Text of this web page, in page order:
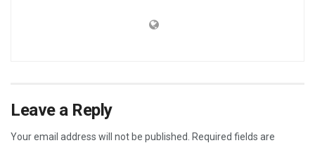
Leave a Reply
Your email address will not be published. Required fields are